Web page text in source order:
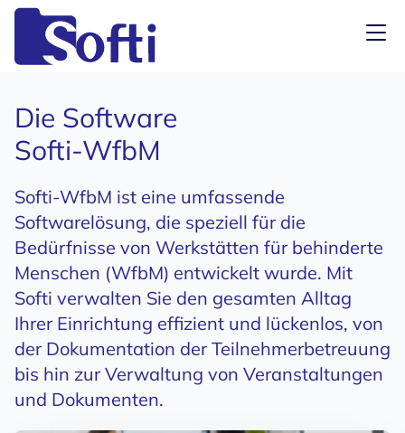
Die Software
Softi-WfbM
Softi-WfbM ist eine umfassende
Softwarelösung, die speziell für die
Bedürfnisse von Werkstätten für behinderte
Menschen (WfbM) entwickelt wurde. Mit
Softi verwalten Sie den gesamten Alltag
Ihrer Einrichtung effizient und lückenlos, von
der Dokumentation der Teilnehmerbetreuung
bis hin zur Verwaltung von Veranstaltungen
und Dokumenten.